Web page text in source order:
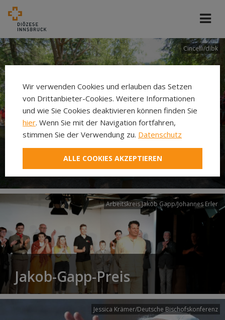
Cincelli/dibk
Neuer Pilgerweg Via
Laudato si’
Arbeitskreis Jakob Gapp/Johannes Erler
Jakob-Gapp-Preis
Jessica Krämer/Deutsche Bischofskonferenz
Wir verwenden Cookies und erlauben das Setzen
von Drittanbieter-Cookies. Weitere Informationen
und wie Sie Cookies deaktivieren können finden Sie
hier. Wenn Sie mit der Navigation fortfahren,
stimmen Sie der Verwendung zu. Datenschutz
ALLE COOKIES AKZEPTIEREN